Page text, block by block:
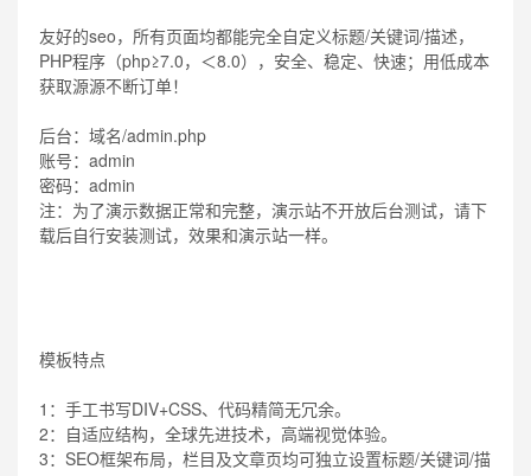
友好的seo，所有页面均都能完全自定义标题/关键词/描述，
PHP程序（php≥7.0，＜8.0），安全、稳定、快速；用低成本
获取源源不断订单！
后台：域名/admin.php
账号：admin
密码：admin
注：为了演示数据正常和完整，演示站不开放后台测试，请下
载后自行安装测试，效果和演示站一样。
模板特点
1：手工书写DIV+CSS、代码精简无冗余。
2：自适应结构，全球先进技术，高端视觉体验。
3：SEO框架布局，栏目及文章页均可独立设置标题/关键词/描